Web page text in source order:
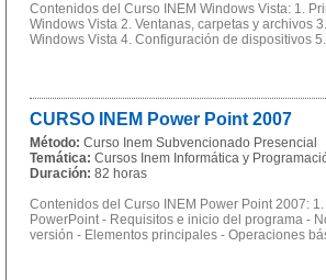
Contenidos del Curso INEM Windows Vista: 1.
Windows Vista 2. Ventanas, carpetas y archivos
Windows Vista 4. Configuración de dispositivos
CURSO INEM Power Point 2007
Método: Curso Inem Subvencionado Presencial
Temática: Cursos Inem Informática y
Duración: 82 horas
Contenidos del Curso INEM Power Point 2007:
PowerPoint - Requisitos e inicio del programa -
versión - Elementos principales - Operaciones